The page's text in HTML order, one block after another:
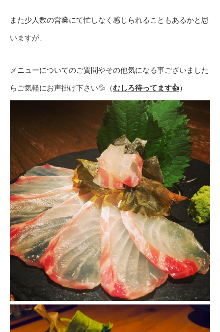
また少人数の営業にて忙しなく感じられることもあるかと思
いますが、
メニューについてのご質問やその他気になる事ございました
らご気軽にお声掛け下さい💦（むしろ待ってます👍）